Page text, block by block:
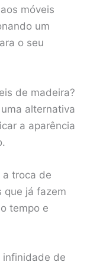
móveis
um
o seu
de madeira?
alternativa
a aparência
a troca de
que já fazem
tempo e
infinidade de